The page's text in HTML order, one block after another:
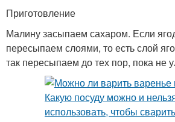
Приготовление
Малину засыпаем сахаром. Если
пересыпаем слоями, то есть слой
так пересыпаем до тех пор, пока не